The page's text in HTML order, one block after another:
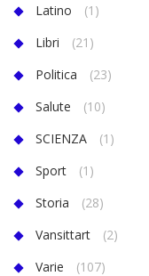
Latino
(1)
Libri
(21)
Politica
(23)
Salute
(10)
SCIENZA
(1)
Sport
(1)
Storia
(28)
Vansittart
(2)
Varie
(107)